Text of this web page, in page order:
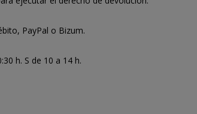
PayPal o Bizum.
h. S de 10 a 14 h.